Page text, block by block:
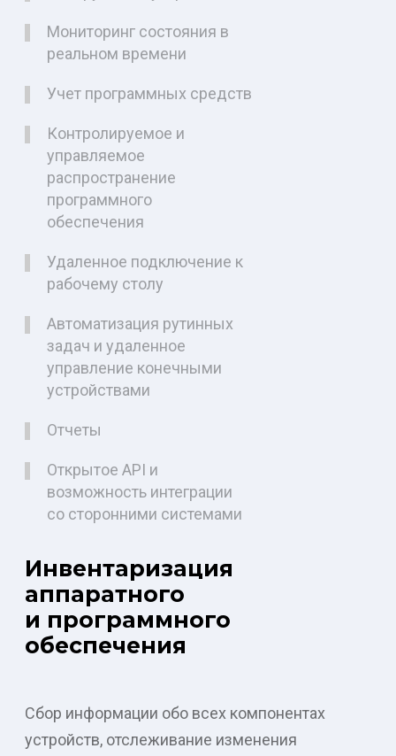
Мониторинг состояния в
реальном времени
Учет программных средств
Контролируемое и
управляемое
распространение
программного
обеспечения
Удаленное подключение к
рабочему столу
Автоматизация рутинных
задач и удаленное
управление конечными
устройствами
Отчеты
Открытое API и
возможность интеграции
со сторонними системами
Инвентаризация
аппаратного
и программного
обеспечения
Сбор информации обо всех компонентах
устройств, отслеживание изменения